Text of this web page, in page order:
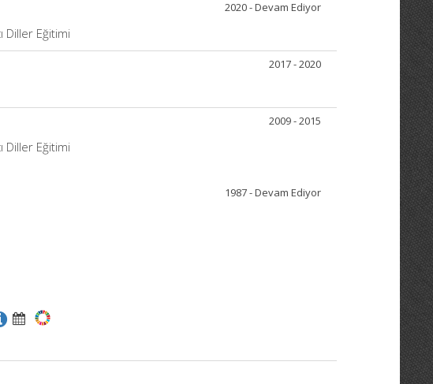
2020 - Devam Ediyor
Diller Eğitimi
2017 - 2020
2009 - 2015
Diller Eğitimi
1987 - Devam Ediyor